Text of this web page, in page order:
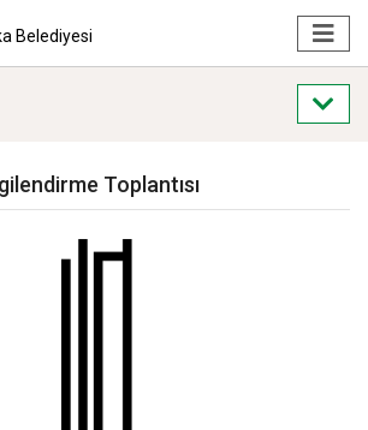
Belediyesi
Toplantısı